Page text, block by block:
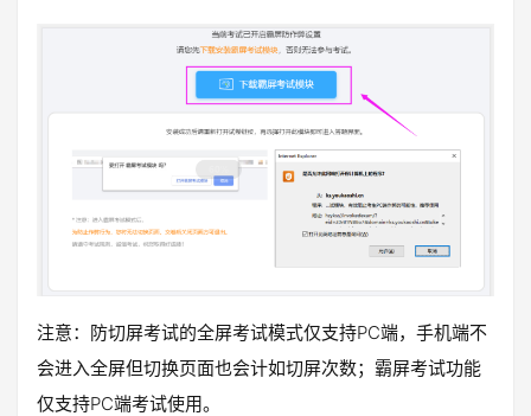
注意：防切屏考试的全屏考试模式仅支持PC端，手机端不
会进入全屏但切换页面也会计如切屏次数；霸屏考试功能
仅支持PC端考试使用。